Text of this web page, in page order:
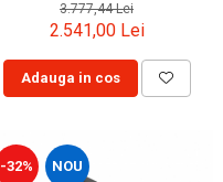
3.777,44 Lei
2.541,00 Lei
Adauga in cos
-32% NOU